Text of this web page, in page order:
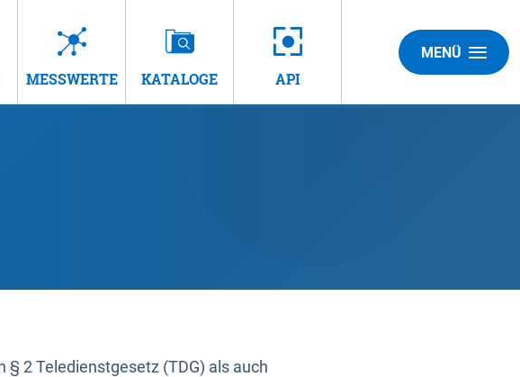
MESSWERTE KATALOGE API
MENÜ
2 Teledienstgesetz (TDG) als auch